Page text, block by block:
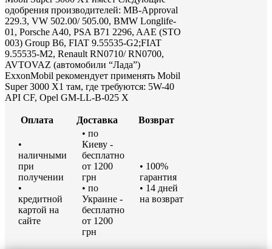
одобрения производителей: MB-Approval
229.3, VW 502.00/ 505.00, BMW Longlife-
01, Porsche A40, PSA B71 2296, AAE (STO
003) Group B6, FIAT 9.55535-G2;FIAT
9.55535-M2, Renault RN0710/ RN0700,
AVTOVAZ (автомобили “Лада”)
ExxonMobil рекомендует применять Mobil
Super 3000 X1 там, где требуются: 5W-40
API CF, Opel GM-LL-B-025 X
Оплата Доставка Возврат
•
наличными
при
получении
•
кредитной
картой на
сайте
• по
Киеву -
бесплатно
от 1200
грн
• по
Украине -
бесплатно
от 1200
грн
• 100%
гарантия
• 14 дней
на возврат